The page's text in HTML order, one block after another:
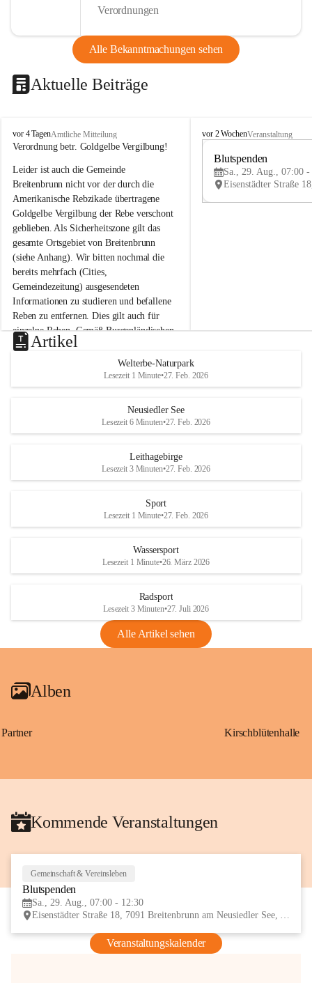
Verordnungen
Alle Bekanntmachungen sehen
Aktuelle Beiträge
B
r
i
t
e
n
b
r
u
n
n
a
m
N
e
u
s
d
S
vor 4 TagenAmtliche Mitteilung
Verordnung betr. Goldgelbe Vergilbung!
Leider ist auch die Gemeinde
Breitenbrunn nicht vor der durch die
Amerikanische Rebzikade übertragene
Goldgelbe Vergilbung der Rebe verschont
geblieben. Als Sicherheitszone gilt das
gesamte Ortsgebiet von Breitenbrunn
(siehe Anhang). Wir bitten nochmal die
bereits mehrfach (Cities,
Gemeindezeitung) ausgesendeten
Informationen zu studieren und befallene
Reben zu entfernen. Dies gilt auch für
einzelne Reben. Gemäß Burgenländischen
Weinbaugesetz sind nicht gepflegte oder
unzulässige Weingärten zu roden! Bitte
helfen wir zusammen um unsere Winzer
vor den prognostizierten Ernteausfällen
und den daraus folgenden wirtschaftlichen
Maßnahmen zur Bekämpfung
Rebe und der Amerikanischen
Anhang VBl. EU Nr. 18
1 Seite•1,4 MB
VBl. EU Nr. 18_2026
B
e
u
e
d
r
S
vor 2 WochenVeranstaltung
Blutspenden
Sa., 29. Aug., 07:00 -
Artikel
Welterbe-Naturpark
Lesezeit 1 Minute•27. Feb. 2026
Neusiedler See
Lesezeit 6 Minuten•27. Feb. 2026
Leithagebirge
Lesezeit 3 Minuten•27. Feb. 2026
Sport
Lesezeit 1 Minute•27. Feb. 2026
Wassersport
Lesezeit 1 Minute•26. März 2026
Radsport
Lesezeit 3 Minuten•27. Juli 2026
Alle Artikel sehen
Alben
Partner Kirschblütenhalle
Kommende Veranstaltungen
Gemeinschaft & Vereinsleben
Blutspenden
Sa., 29. Aug., 07:00 - 12:30
Eisenstädter Straße 18, 7091 Breitenbrunn am Neusiedler See, AUT
Veranstaltungskalender